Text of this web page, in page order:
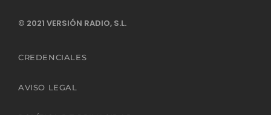
© 2021 VERSIÓN RADIO, S.L.
CREDENCIALES
AVISO LEGAL